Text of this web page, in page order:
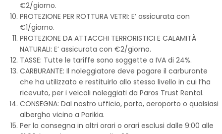
€2/giorno.
PROTEZIONE PER ROTTURA VETRI: E’ assicurata con
€1/giorno.
PROTEZIONE DA ATTACCHI TERRORISTICI E CALAMITÀ
NATURALI: E’ assicurata con €2/giorno.
TASSE: Tutte le tariffe sono soggette a IVA di 24%.
CARBURANTE: Il noleggiatore deve pagare il carburante
che ha utilizzato e restituirlo allo stesso livello in cui l’ha
ricevuto, per i veicoli noleggiati da Paros Trust Rental.
CONSEGNA: Dal nostro ufficio, porto, aeroporto o qualsiasi
albergho vicino a Parikia.
Per la consegna in altri orari o orari esclusi dalle 9:00 alle